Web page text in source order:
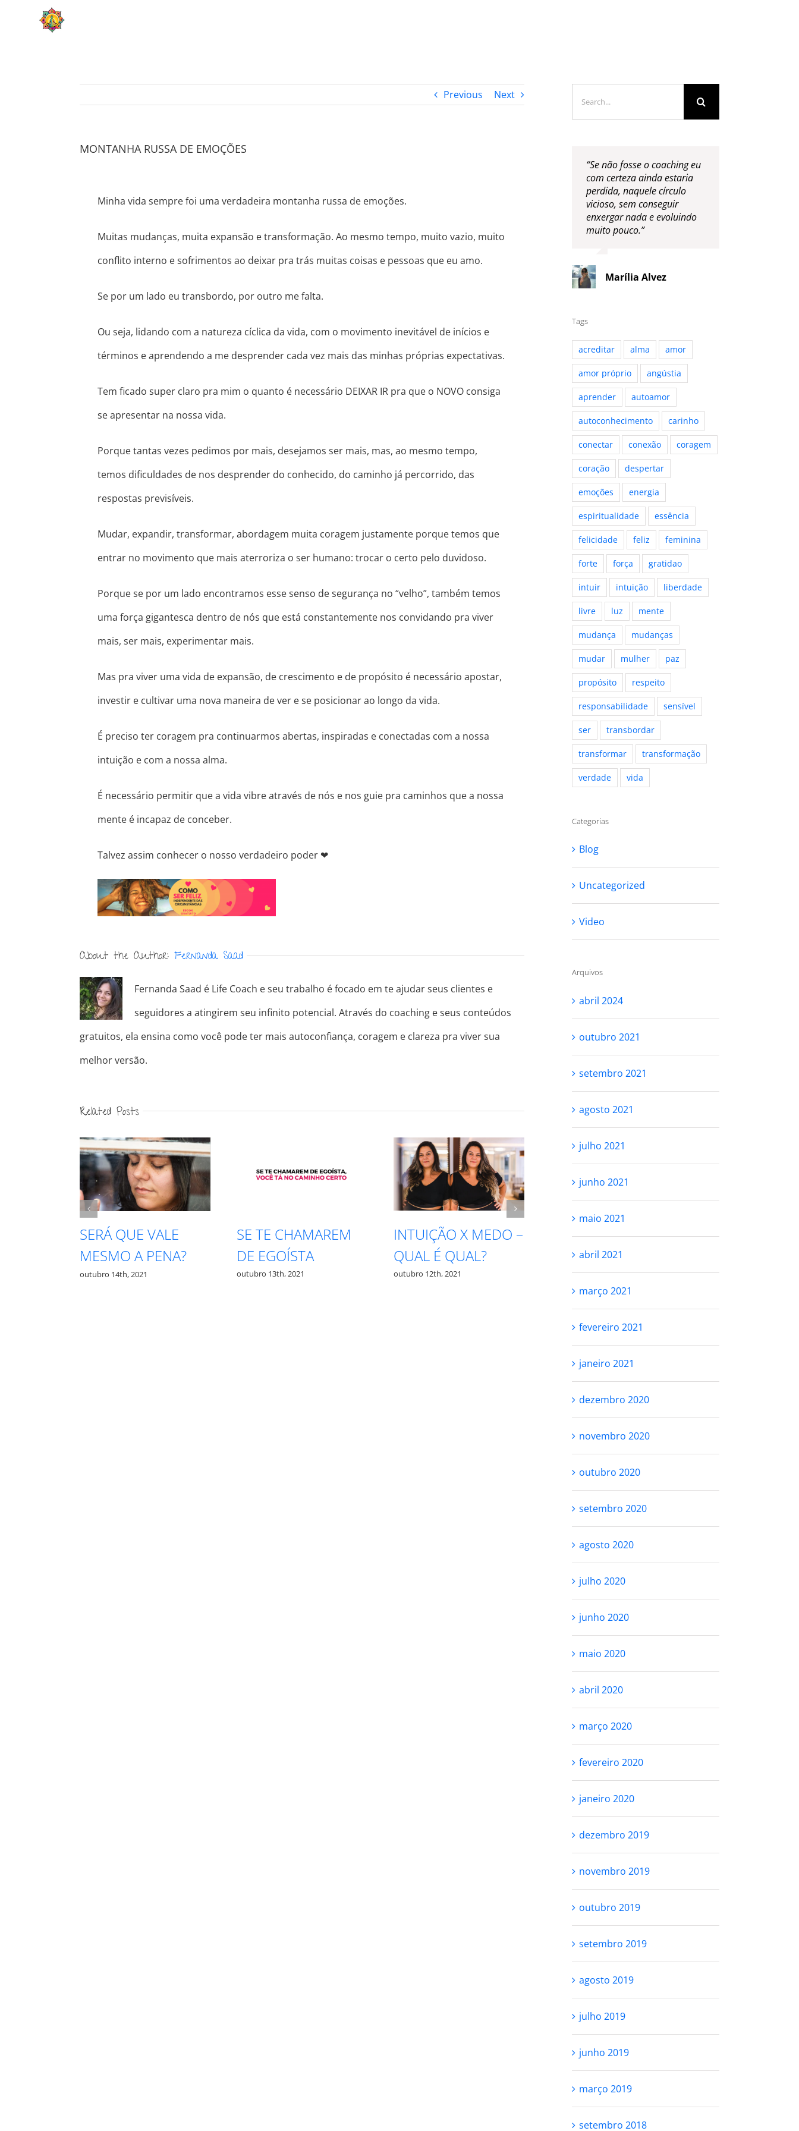
Previous Next
MONTANHA RUSSA DE EMOÇÕES
Minha vida sempre foi uma verdadeira montanha russa de emoções.
Muitas mudanças, muita expansão e transformação. Ao mesmo tempo, muito vazio, muito
conflito interno e sofrimentos ao deixar pra trás muitas coisas e pessoas que eu amo.
Se por um lado eu transbordo, por outro me falta.
Ou seja, lidando com a natureza cíclica da vida, com o movimento inevitável de inícios e
términos e aprendendo a me desprender cada vez mais das minhas próprias expectativas.
Tem ficado super claro pra mim o quanto é necessário DEIXAR IR pra que o NOVO consiga
se apresentar na nossa vida.
Porque tantas vezes pedimos por mais, desejamos ser mais, mas, ao mesmo tempo,
temos dificuldades de nos desprender do conhecido, do caminho já percorrido, das
respostas previsíveis.
Mudar, expandir, transformar, abordagem muita coragem justamente porque temos que
entrar no movimento que mais aterroriza o ser humano: trocar o certo pelo duvidoso.
Porque se por um lado encontramos esse senso de segurança no “velho”, também temos
uma força gigantesca dentro de nós que está constantemente nos convidando pra viver
mais, ser mais, experimentar mais.
Mas pra viver uma vida de expansão, de crescimento e de propósito é necessário apostar,
investir e cultivar uma nova maneira de ver e se posicionar ao longo da vida.
É preciso ter coragem pra continuarmos abertas, inspiradas e conectadas com a nossa
intuição e com a nossa alma.
É necessário permitir que a vida vibre através de nós e nos guie pra caminhos que a nossa
mente é incapaz de conceber.
Talvez assim conhecer o nosso verdadeiro poder ❤
About the Author:Fernanda Saad
Fernanda Saad é Life Coach e seu trabalho é focado em te ajudar seus clientes e
seguidores a atingirem seu infinito potencial. Através do coaching e seus conteúdos
gratuitos, ela ensina como você pode ter mais autoconfiança, coragem e clareza pra viver sua
melhor versão.
Related Posts
SERÁ QUE VALE
MESMO A PENA?
outubro 14th, 2021
SE TE CHAMAREM
DE EGOÍSTA
outubro 13th, 2021
INTUIÇÃO X MEDO –
QUAL É QUAL?
outubro 12th, 2021
RESPEITE SEU
PROCESSO
outubro 27th, 2021
VOCÊ NÃO
SE AMAR
for:
“Se não fosse o coaching eu
com certeza ainda estaria
perdida, naquele círculo
vicioso, sem conseguir
enxergar nada e evoluindo
muito pouco.”
Marília Alvez
Tags
acreditar alma amor
amor próprio angústia
aprender autoamor
autoconhecimento carinho
conectar conexão coragem
coração despertar
emoções energia
espiritualidade essência
felicidade feliz feminina
forte força gratidao
intuir intuição liberdade
livre luz mente
mudança mudanças
mudar mulher paz
propósito respeito
responsabilidade sensível
ser transbordar
transformar transformação
verdade vida
Categorias
Blog
Uncategorized
Video
Arquivos
abril 2024
outubro 2021
setembro 2021
agosto 2021
julho 2021
junho 2021
maio 2021
abril 2021
março 2021
fevereiro 2021
janeiro 2021
dezembro 2020
novembro 2020
outubro 2020
setembro 2020
agosto 2020
julho 2020
junho 2020
maio 2020
abril 2020
março 2020
fevereiro 2020
janeiro 2020
dezembro 2019
novembro 2019
outubro 2019
setembro 2019
agosto 2019
julho 2019
junho 2019
março 2019
setembro 2018